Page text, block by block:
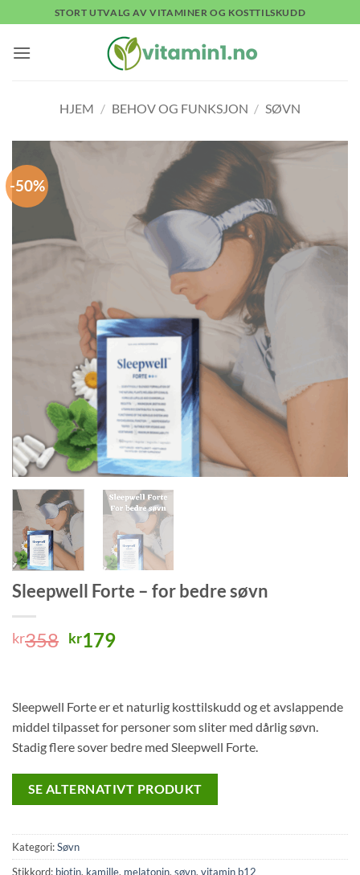
to
content
STORT UTVALG AV VITAMINER OG KOSTTILSKUDD
HJEM / BEHOV OG FUNKSJON / SØVN
-50%
Sleepwell Forte – for bedre søvn
kr358 Opprinnelig
kr358.
kr179Nåværende
kr179.
Sleepwell Forte er et naturlig kosttilskudd og et avslappende
middel tilpasset for personer som sliter med dårlig søvn.
Stadig flere sover bedre med Sleepwell Forte.
SE ALTERNATIVT PRODUKT
Kategori:Søvn
Stikkord: biotin, kamille, melatonin,søvn,vitamin b12